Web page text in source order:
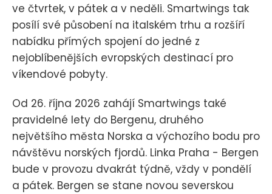
ve čtvrtek, v pátek a v neděli. Smartwings tak
posílí své působení na italském trhu a rozšíří
nabídku přímých spojení do jedné z
nejoblíbenějších evropských destinací pro
víkendové pobyty.
Od 26. října 2026 zahájí Smartwings také
pravidelné lety do Bergenu, druhého
největšího města Norska a výchozího bodu pro
návštěvu norských fjordů. Linka Praha - Bergen
bude v provozu dvakrát týdně, vždy v pondělí
a pátek. Bergen se stane novou severskou